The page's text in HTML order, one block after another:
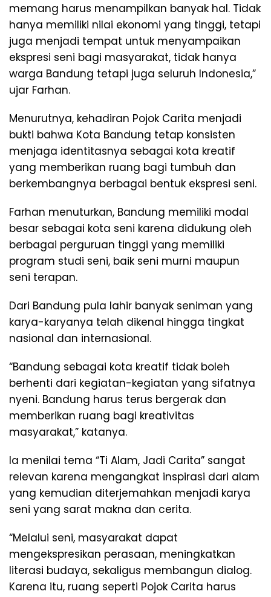
memang harus menampilkan banyak hal. Tidak
hanya memiliki nilai ekonomi yang tinggi, tetapi
juga menjadi tempat untuk menyampaikan
ekspresi seni bagi masyarakat, tidak hanya
warga Bandung tetapi juga seluruh Indonesia,”
ujar Farhan.
Menurutnya, kehadiran Pojok Carita menjadi
bukti bahwa Kota Bandung tetap konsisten
menjaga identitasnya sebagai kota kreatif
yang memberikan ruang bagi tumbuh dan
berkembangnya berbagai bentuk ekspresi seni.
Farhan menuturkan, Bandung memiliki modal
besar sebagai kota seni karena didukung oleh
berbagai perguruan tinggi yang memiliki
program studi seni, baik seni murni maupun
seni terapan.
Dari Bandung pula lahir banyak seniman yang
karya-karyanya telah dikenal hingga tingkat
nasional dan internasional.
“Bandung sebagai kota kreatif tidak boleh
berhenti dari kegiatan-kegiatan yang sifatnya
nyeni. Bandung harus terus bergerak dan
memberikan ruang bagi kreativitas
masyarakat,” katanya.
Ia menilai tema “Ti Alam, Jadi Carita” sangat
relevan karena mengangkat inspirasi dari alam
yang kemudian diterjemahkan menjadi karya
seni yang sarat makna dan cerita.
“Melalui seni, masyarakat dapat
mengekspresikan perasaan, meningkatkan
literasi budaya, sekaligus membangun dialog.
Karena itu, ruang seperti Pojok Carita harus